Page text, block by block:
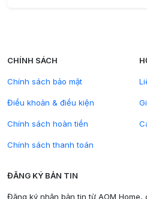
CHÍNH SÁCH
Chính sách bảo mật
Điều khoản & điều kiện
Chính sách hoàn tiền
Chính sách thanh toán
ĐĂNG KÝ BẢN TIN
Đăng ký nhận bản tin từ AOM